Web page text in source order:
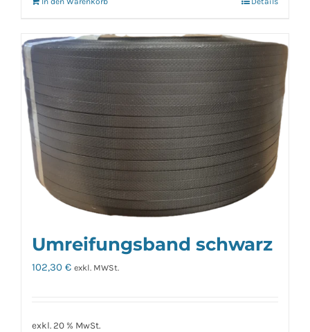
Umreifungsband schwarz
102,30 € exkl. MWSt.
exkl. 20 % MwSt.